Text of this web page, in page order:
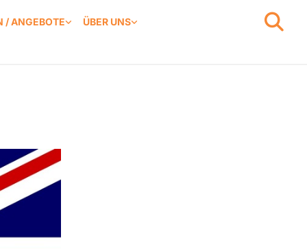
/ ANGEBOTE ÜBER UNS